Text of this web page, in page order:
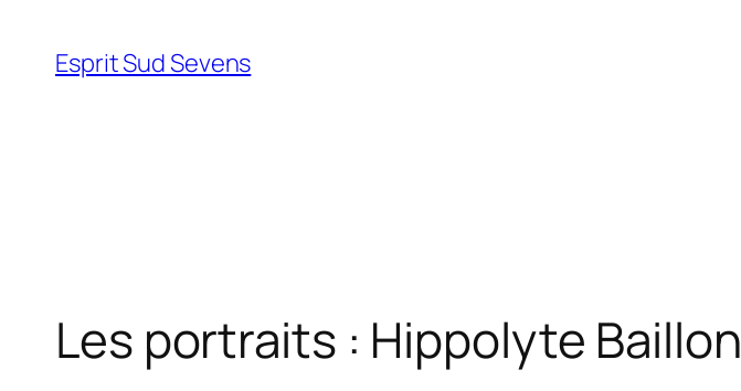
Esprit Sud Sevens
Les portraits : Hippolyte Baillon